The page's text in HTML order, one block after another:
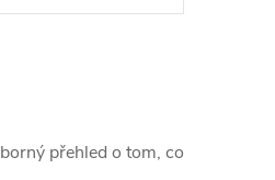
přehled o tom, co